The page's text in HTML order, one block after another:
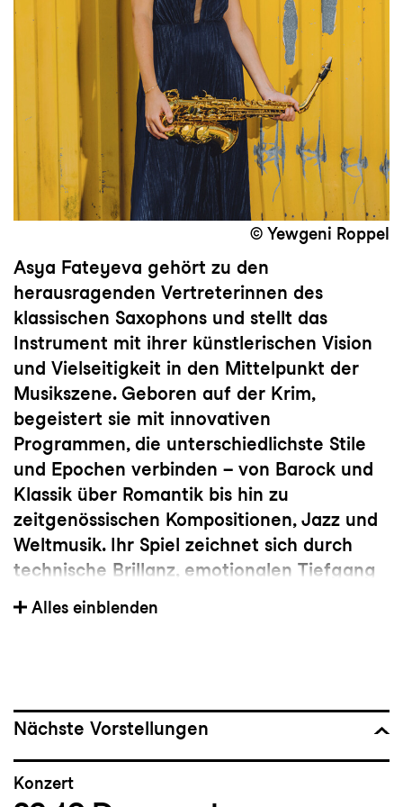
© Yewgeni Roppel
Asya Fateyeva gehört zu den
herausragenden Vertreterinnen des
klassischen Saxophons und stellt das
Instrument mit ihrer künstlerischen Vision
und Vielseitigkeit in den Mittelpunkt der
Musikszene. Geboren auf der Krim,
begeistert sie mit innovativen
Programmen, die unterschiedlichste Stile
und Epochen verbinden – von Barock und
Klassik über Romantik bis hin zu
zeitgenössischen Kompositionen, Jazz und
Weltmusik. Ihr Spiel zeichnet sich durch
technische Brillanz, emotionalen Tiefgang
und einen unverwechselbaren Klang aus.
Bereits früh machte Asya Fateyeva
Internationalen Adolphe-Sax-Wettbewerbs
belegte. Seitdem gilt sie als Pionierin, die
das Saxophon in der klassischen
Alles einblenden
Nächste Vorstellungen
Konzert